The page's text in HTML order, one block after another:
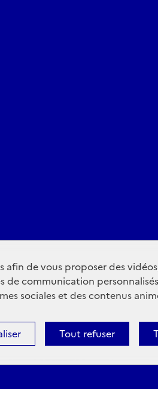
afin de vous proposer des
de communication
sociales et des contenus
Tout refuser